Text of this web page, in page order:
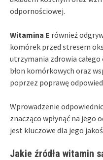
odpornościowej.
Witamina E również
komórek przed stresem
utrzymania zdrowia
błon komórkowych oraz
poprzez poprawę
Wprowadzenie
znacząco wpłynąć na jego
jest kluczowe dla jego
Jakie źródła witamin